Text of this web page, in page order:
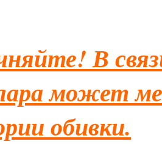
В
может
обивки.